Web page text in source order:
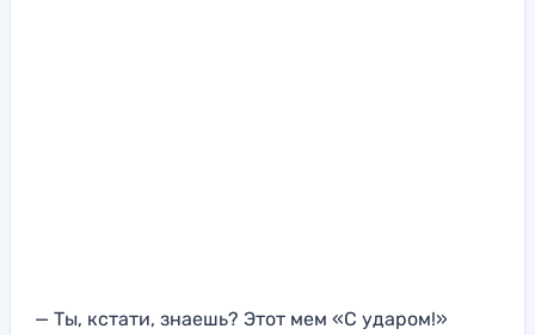
— Ты, кстати, знаешь? Этот мем «С ударом!»